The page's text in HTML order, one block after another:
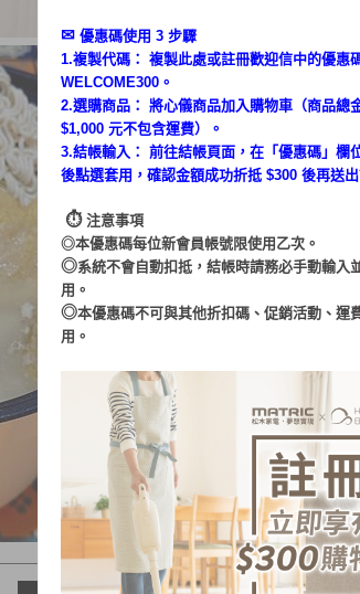
リ｜台湾
素人體驗：
文章出處：
✉︎ 優惠碼使用 3 步驟
1.複製代碼： 複製此處或註冊歡迎信中的優惠
WELCOME300。
2.選購商品： 將心儀商品加入購物車（商品總
$1,000 元不包含運費）。
3.結帳輸入： 前往結帳頁面，在「 優惠碼 」欄
後點選套用，確認金額成功折抵 $300 後再送出
⏱︎ 注意事項
◎本優惠碼每位新會員帳號限使用乙次。
◎系統不會自動扣抵，結帳時請務必手動輸入
用。
◎本優惠碼不可與其他折扣碼、促銷活動、運
用。